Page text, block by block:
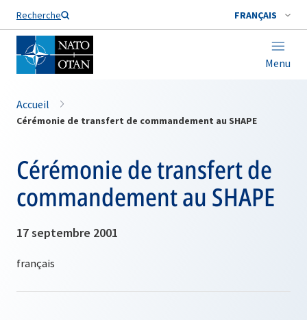
Recherche FRANÇAIS
Menu
Nom de famille*
Accueil
Cérémonie de transfert de commandement au SHAPE
Cérémonie de transfert de
commandement au SHAPE
17 septembre 2001